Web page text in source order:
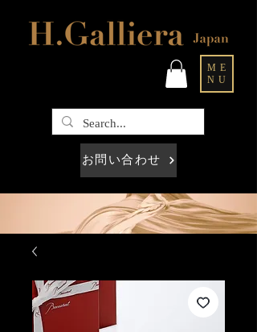
ME
NU
お問い合わせ